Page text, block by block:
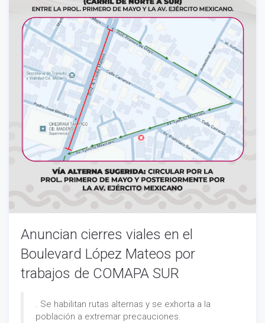
Anuncian cierres viales en el
Boulevard López Mateos por
trabajos de COMAPA SUR
. Se habilitan rutas alternas y se exhorta a la
población a extremar precauciones.